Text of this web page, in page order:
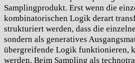
Samplingprodukt. Erst wenn die
kombinatorischen Logik derart
strukturiert werden, dass die
sondern als generatives
übergreifende Logik funktionieren,
werden. Beim Sampling als